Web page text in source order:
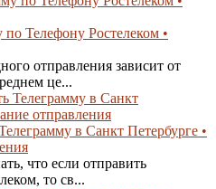
Телефону Ростелеком •
отправления зависит от
це...
в Санкт Петербурге •
что если отправить
то св...